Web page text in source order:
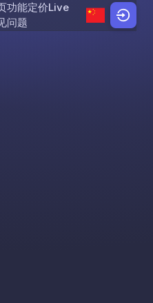
to content
功能定价Live
问题